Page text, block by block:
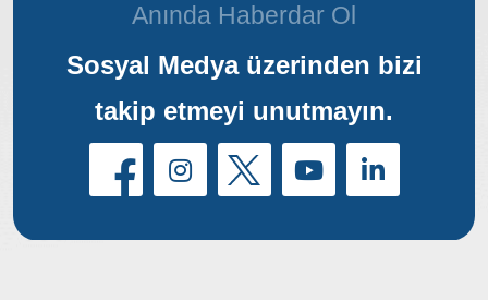
Anında Haberdar Ol
Sosyal Medya üzerinden bizi
takip etmeyi unutmayın.